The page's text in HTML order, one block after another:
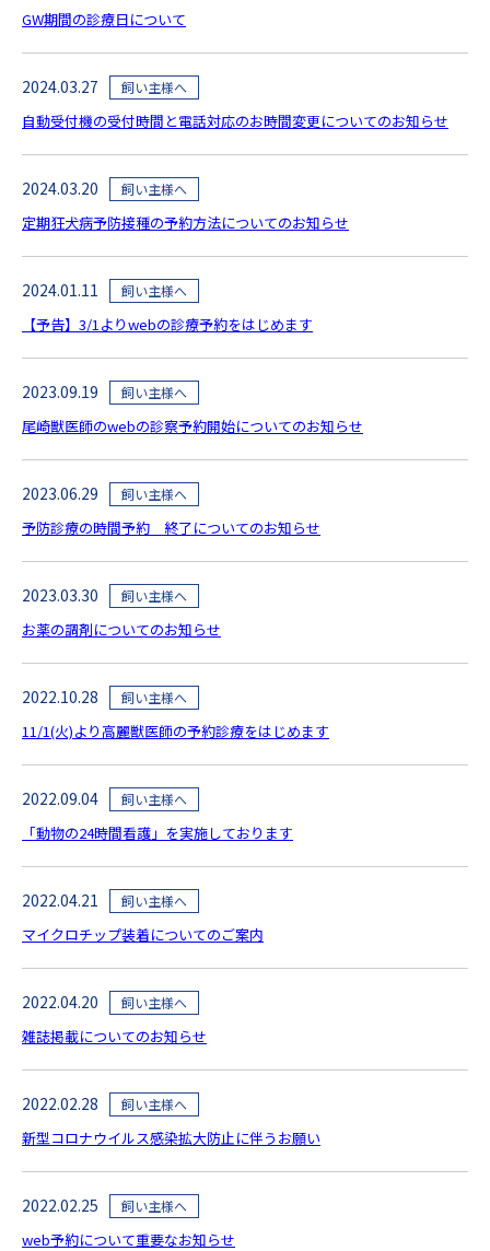
GW期間の診療日について
2024.03.27 飼い主様へ
自動受付機の受付時間と電話対応のお時間変更についてのお知らせ
2024.03.20 飼い主様へ
定期狂犬病予防接種の予約方法についてのお知らせ
2024.01.11 飼い主様へ
【予告】3/1よりwebの診療予約をはじめます
2023.09.19 飼い主様へ
尾崎獣医師のwebの診察予約開始についてのお知らせ
2023.06.29 飼い主様へ
予防診療の時間予約 終了についてのお知らせ
2023.03.30 飼い主様へ
お薬の調剤についてのお知らせ
2022.10.28 飼い主様へ
11/1(火)より高麗獣医師の予約診療をはじめます
2022.09.04 飼い主様へ
「動物の24時間看護」を実施しております
2022.04.21 飼い主様へ
マイクロチップ装着についてのご案内
2022.04.20 飼い主様へ
雑誌掲載についてのお知らせ
2022.02.28 飼い主様へ
新型コロナウイルス感染拡大防止に伴うお願い
2022.02.25 飼い主様へ
web予約について重要なお知らせ